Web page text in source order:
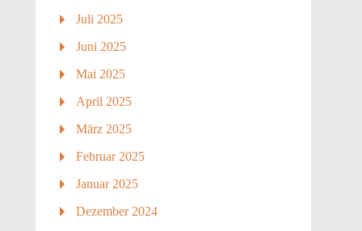
Juli 2025
Juni 2025
Mai 2025
April 2025
März 2025
Februar 2025
Januar 2025
Dezember 2024